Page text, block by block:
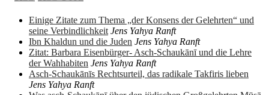
Einige Zitate zum Thema „der Konsens der Gelehrten“ und
seine Verbindlichkeit Jens Yahya Ranft
Ibn Khaldun und die Juden Jens Yahya Ranft
Zitat: Barbara Eisenbürger- Asch-Schaukānī und die Lehre
der Wahhabiten Jens Yahya Ranft
Asch-Schaukānīs Rechtsurteil, das radikale Takfiris lieben
Jens Yahya Ranft